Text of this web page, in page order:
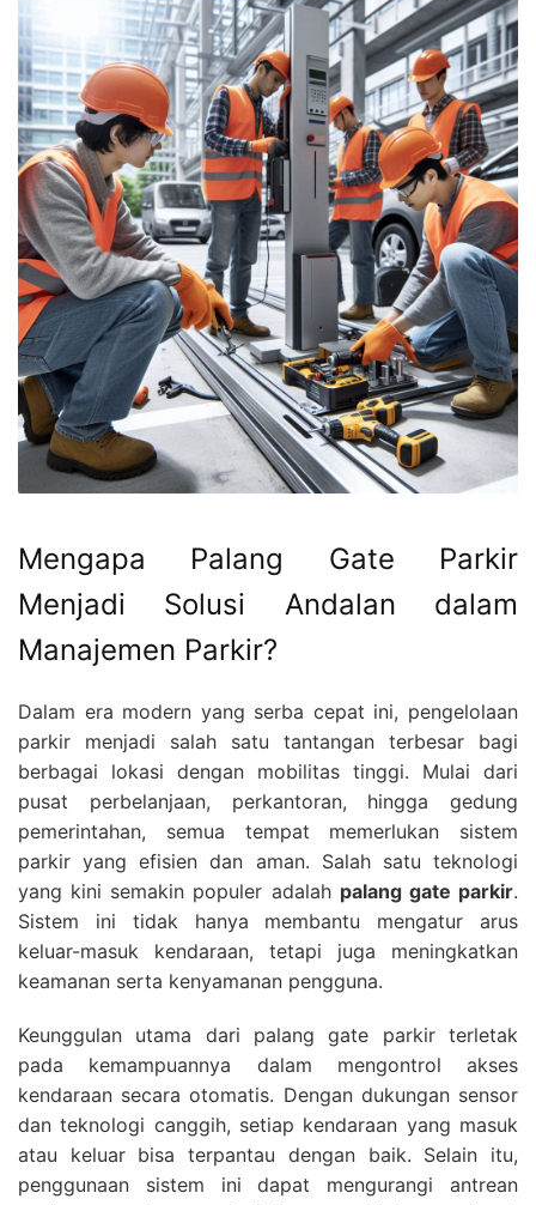
Mengapa Palang Gate Parkir
Menjadi Solusi Andalan dalam
Manajemen Parkir?
Dalam era modern yang serba cepat ini, pengelolaan
parkir menjadi salah satu tantangan terbesar bagi
berbagai lokasi dengan mobilitas tinggi. Mulai dari
pusat perbelanjaan, perkantoran, hingga gedung
pemerintahan, semua tempat memerlukan sistem
parkir yang efisien dan aman. Salah satu teknologi
yang kini semakin populer adalah palang gate parkir.
Sistem ini tidak hanya membantu mengatur arus
keluar-masuk kendaraan, tetapi juga meningkatkan
keamanan serta kenyamanan pengguna.
Keunggulan utama dari palang gate parkir terletak
pada kemampuannya dalam mengontrol akses
kendaraan secara otomatis. Dengan dukungan sensor
dan teknologi canggih, setiap kendaraan yang masuk
atau keluar bisa terpantau dengan baik. Selain itu,
penggunaan sistem ini dapat mengurangi antrean